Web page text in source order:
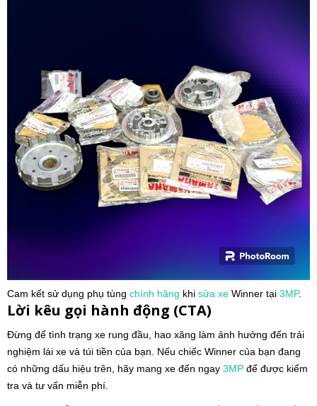
Cam kết sử dụng phụ tùng chính hãng khi sửa xe Winner tại 3MP.
Lời kêu gọi hành động (CTA)
Đừng để tình trạng xe rung đầu, hao xăng làm ảnh hưởng đến trải
nghiệm lái xe và túi tiền của bạn. Nếu chiếc Winner của bạn đang
có những dấu hiệu trên, hãy mang xe đến ngay 3MP để được kiểm
tra và tư vấn miễn phí.